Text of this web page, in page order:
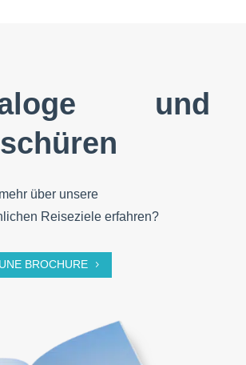
und
über unsere
Reiseziele erfahren?
BROCHURE